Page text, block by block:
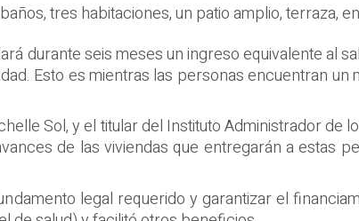
tres habitaciones, un patio amplio, terraza,
durante seis meses un ingreso equivalente al
Esto es mientras las personas encuentran un
Sol, y el titular del Instituto Administrador de
de las viviendas que entregarán a estas
legal requerido y garantizar el